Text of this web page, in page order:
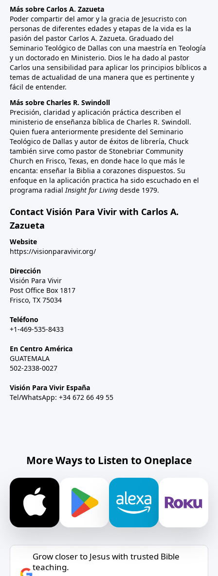
Más sobre Carlos A. Zazueta
Poder compartir del amor y la gracia de Jesucristo con
personas de diferentes edades y etapas de la vida es la
pasión del pastor Carlos A. Zazueta. Graduado del
Seminario Teológico de Dallas con una maestría en Teología
y un doctorado en Ministerio. Dios le ha dado al pastor
Carlos una sensibilidad para aplicar los principios bíblicos a
temas de actualidad de una manera que es pertinente y
fácil de entender.
Más sobre Charles R. Swindoll
Precisión, claridad y aplicación práctica describen el
ministerio de enseñanza bíblica de Charles R. Swindoll.
Quien fuera anteriormente presidente del Seminario
Teológico de Dallas y autor de éxitos de librería, Chuck
también sirve como pastor de Stonebriar Community
Church en Frisco, Texas, en donde hace lo que más le
encanta: enseñar la Biblia a corazones dispuestos. Su
enfoque en la aplicación practica ha sido escuchado en el
programa radialInsight for Living desde 1979.
Contact Visión Para Vivir with Carlos A.
Zazueta
Website
https://visionparavivir.org/
Dirección
Visión Para Vivir
Post Office Box 1817
Frisco, TX 75034
Teléfono
+1-469-535-8433
En Centro América
GUATEMALA
502-2338-0027
Visión Para Vivir España
Tel/WhatsApp: +34 672 66 49 55
More Ways to Listen to Oneplace
Grow closer to Jesus with trusted Bible
teaching.